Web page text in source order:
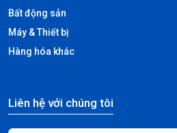
Bất động sản
Máy & Thiết bị
Hàng hóa khác
Liên hệ với chúng tôi